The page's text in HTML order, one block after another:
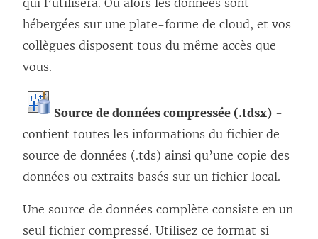
qui l’utilisera. Ou alors les données sont
hébergées sur une plate-forme de cloud, et vos
collègues disposent tous du même accès que
vous.
Source de données compressée (.tdsx) -
contient toutes les informations du fichier de
source de données (.tds) ainsi qu’une copie des
données ou extraits basés sur un fichier local.
Une source de données complète consiste en un
seul fichier compressé. Utilisez ce format si